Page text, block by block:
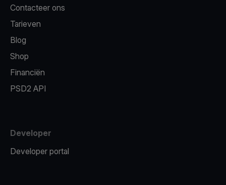
Contacteer ons
Tarieven
Blog
Shop
Financiën
PSD2 API
Developer
Developer portal